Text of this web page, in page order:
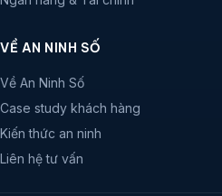
VỀ AN NINH SỐ
Về An Ninh Số
Case study khách hàng
Kiến thức an ninh
Liên hệ tư vấn